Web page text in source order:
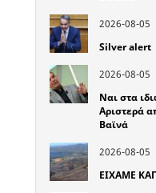
2026-08-05
Silver alert
2026-08-05
Ναι στα
Αριστερά
Βαϊνά
2026-08-05
ΕΙΧΑΜΕ